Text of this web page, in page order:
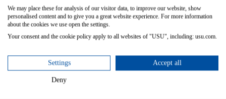
Event
USU World
Study
We may place these for analysis of our visitor data, to improve our website, show
personalised content and to give you a great website experience. For more information
about the cookies we use open the settings.
Your consent and the cookie policy apply to all websites of "USU", including: usu.com.
Settings Accept all
Deny